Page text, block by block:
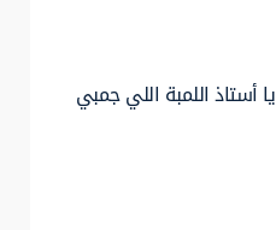
أستاذ اللمبة اللي جمبي